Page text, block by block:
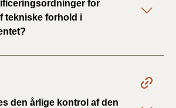
for
tekniske forhold i
den årlige kontrol af den